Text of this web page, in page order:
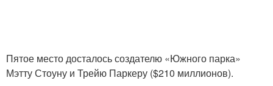
Пятое место досталось создателю «Южного парка»
Мэтту Стоуну и Трейю Паркеру ($210 миллионов).